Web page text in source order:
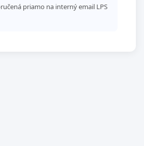
priamo na interný email LPS